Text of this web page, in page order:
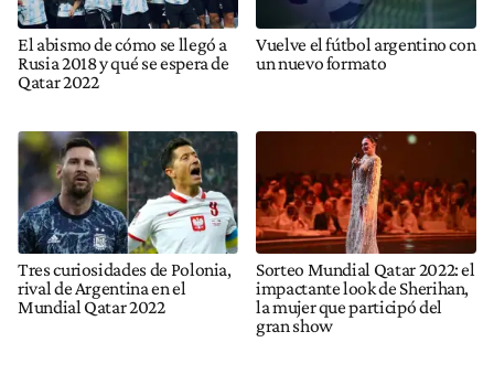
El abismo de cómo se llegó a
Rusia 2018 y qué se espera de
Qatar 2022
Vuelve el fútbol argentino con
un nuevo formato
Tres curiosidades de Polonia,
rival de Argentina en el
Mundial Qatar 2022
Sorteo Mundial Qatar 2022: el
impactante look de Sherihan,
la mujer que participó del
gran show